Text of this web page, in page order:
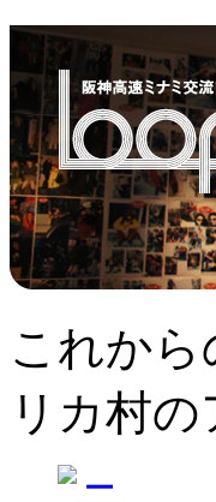
これか
リカ村